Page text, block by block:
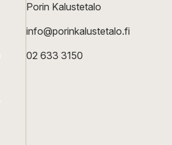
tehdä
tuotteen
sivulla.
Porin Kalustetalo
info@porinkalustetalo.fi
02 633 3150